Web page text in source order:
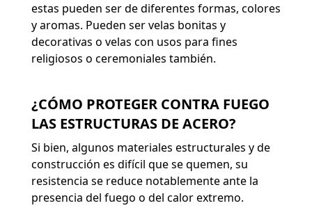
estas pueden ser de diferentes formas, colores
y aromas. Pueden ser velas bonitas y
decorativas o velas con usos para fines
religiosos o ceremoniales también.
¿CÓMO PROTEGER CONTRA FUEGO
LAS ESTRUCTURAS DE ACERO?
Si bien, algunos materiales estructurales y de
construcción es difícil que se quemen, su
resistencia se reduce notablemente ante la
presencia del fuego o del calor extremo.